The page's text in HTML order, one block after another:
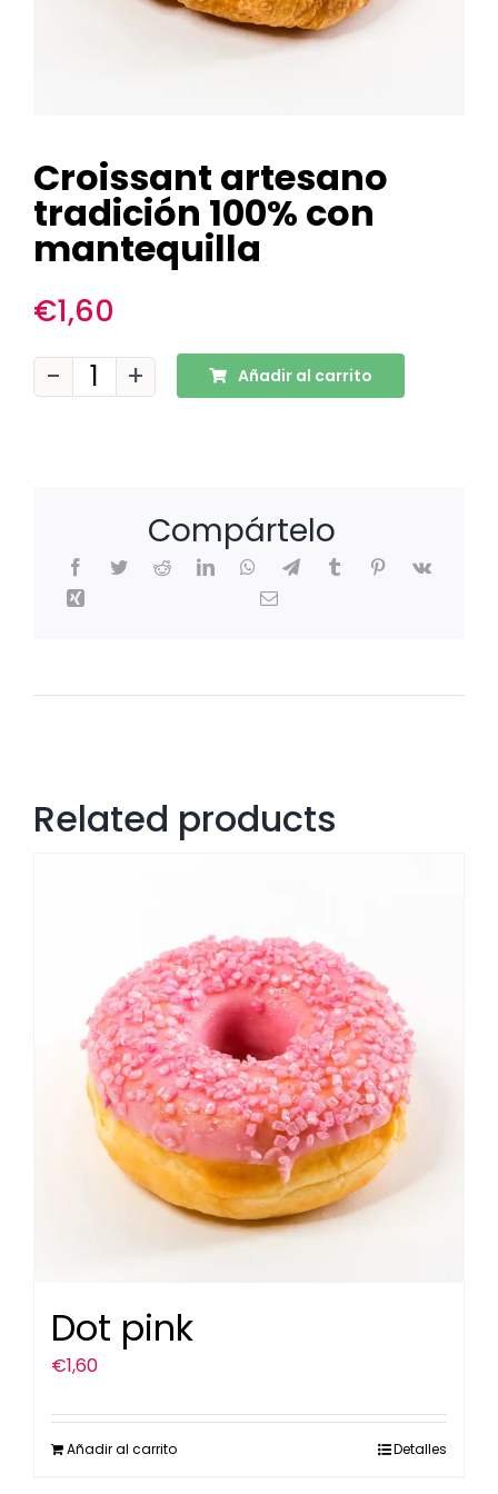
Croissant artesano
tradición 100% con
mantequilla
€1,60
Croissant
mantequilla
cantidad
Añadir al carrito
Compártelo
Related products
Dot pink
€1,60
Añadir al carrito Detalles